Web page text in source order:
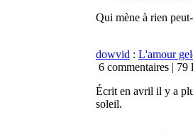
Qui mène à rien
dowvid : L'amour
6 commentaires | 79
Écrit en avril il y a
soleil.